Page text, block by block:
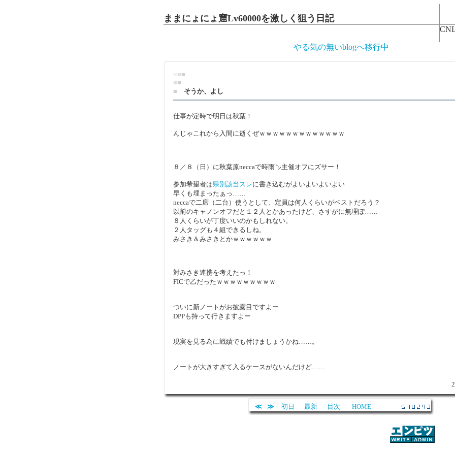
ままにょにょ窟Lv60000を激しく狙う日記
やる気の無いblogへ移行中
■■
■■
■
そうか、よし
仕事が定時で明日は秋葉！
んじゃこれから入間に逝くぜｗｗｗｗｗｗｗｗｗｗｗｗｗ
８／８（日）に秋葉原neccaで時雨㌧主催オフにズサー！
参加希望者は県別該当スレに書き込むがよいよいよいよい
早くも埋まったぁっ……
neccaで二席（二台）使うとして、定員は何人くらいがベストだろう？
以前のキャノンオフだと１２人とかあったけど、さすがに無理ぽ……
８人くらいが丁度いいのかもしれない。
２人タッグも４組できるしね。
みさき＆みさきとかｗｗｗｗｗｗ
対みさき連携を考えたっ！
FICで乙だったｗｗｗｗｗｗｗｗｗ
ついに新ノートがお披露目ですよー
DPPも持って行きますよー
現実を見る為に戦績でも付けましょうかね……。
ノートが大きすぎて入るケースがないんだけど……
≪ ≫ 初日 最新 目次 HOME